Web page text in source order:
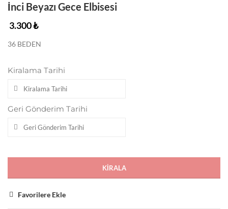
İnci Beyazı Gece Elbisesi
3.300₺
36 BEDEN
Kiralama Tarihi
Geri Gönderim Tarihi
KIRALA
Favorilere Ekle